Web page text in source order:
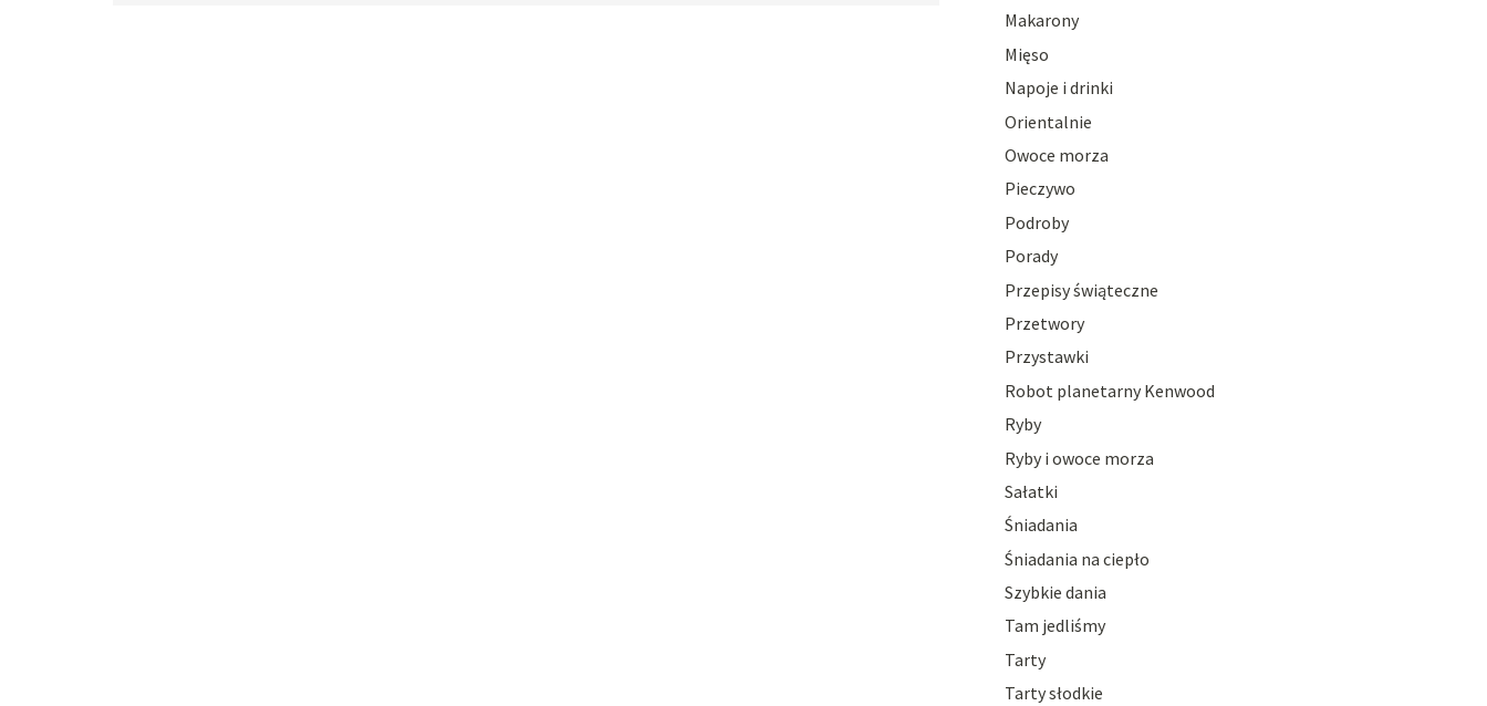
Makarony
Mięso
Napoje i drinki
Orientalnie
Owoce morza
Pieczywo
Podroby
Porady
Przepisy świąteczne
Przetwory
Przystawki
Robot planetarny Kenwood
Ryby
Ryby i owoce morza
Sałatki
Śniadania
Śniadania na ciepło
Szybkie dania
Tam jedliśmy
Tarty
Tarty słodkie